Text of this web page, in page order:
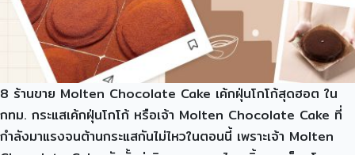
8 ร้านขาย Molten Chocolate Cake เค้กฝุ่นโกโก้สุดฮอต ใน
กทม. กระแสเค้กฝุ่นโกโก้ หรือเจ้า Molten Chocolate Cake ที่
กำลังมาแรงจนต้านกระแสกันไม่ไหวในตอนนี้ เพราะเจ้า Molten